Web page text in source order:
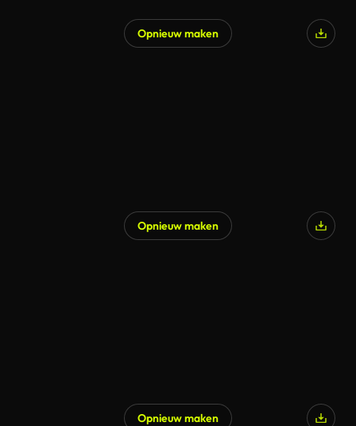
Opnieuw maken
Opnieuw maken
Opnieuw maken